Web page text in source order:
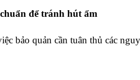
để tránh hút ẩm
bảo quản cần tuân thủ các